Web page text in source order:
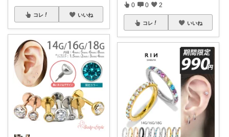
コレ いいね
0 0 2
コレ いいね